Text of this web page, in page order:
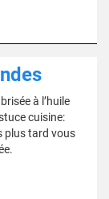
à l’huile
cuisine:
plus tard vous